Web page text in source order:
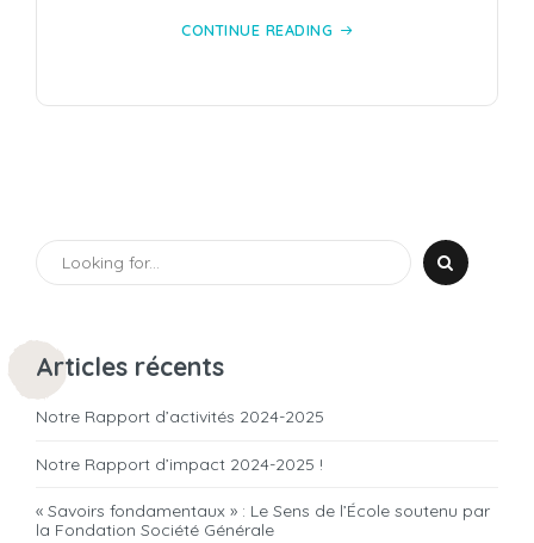
CONTINUE READING
Articles récents
Notre Rapport d’activités 2024-2025
Notre Rapport d’impact 2024-2025 !
« Savoirs fondamentaux » : Le Sens de l’École soutenu par
la Fondation Société Générale